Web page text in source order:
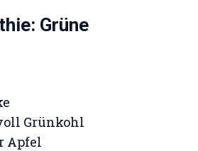
Grüne
Grünkohl
Apfel